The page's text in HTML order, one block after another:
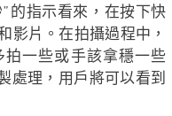
的指示看來，在按下快
影片。在拍攝過程中，
一些或手該拿穩一些
處理，用戶將可以看到